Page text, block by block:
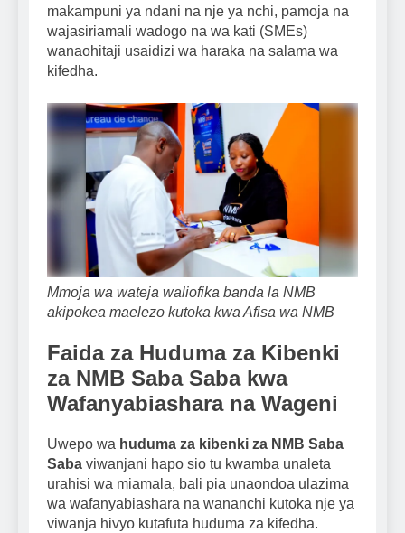
makampuni ya ndani na nje ya nchi, pamoja na
wajasiriamali wadogo na wa kati (SMEs)
wanaohitaji usaidizi wa haraka na salama wa
kifedha.
Mmoja wa wateja waliofika banda la NMB
akipokea maelezo kutoka kwa Afisa wa NMB
Faida za Huduma za Kibenki
za NMB Saba Saba kwa
Wafanyabiashara na Wageni
Uwepo wa huduma za kibenki za NMB Saba
Saba viwanjani hapo sio tu kwamba unaleta
urahisi wa miamala, bali pia unaondoa ulazima
wa wafanyabiashara na wananchi kutoka nje ya
viwanja hivyo kutafuta huduma za kifedha.